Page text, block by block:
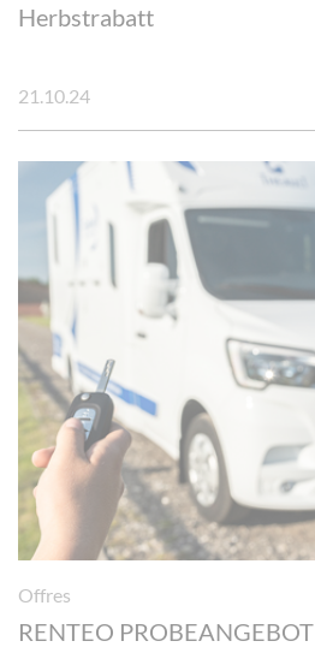
Herbstrabatt
21.10.24
Offres
RENTEO PROBEANGEBOT